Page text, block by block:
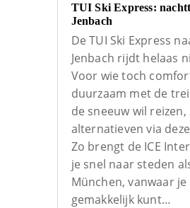
TUI Ski Express:
Jenbach
De TUI Ski Express
Jenbach rijdt helaas
Voor wie toch
duurzaam met de
de sneeuw wil reizen,
alternatieven via
Zo brengt de ICE
je snel naar steden
München, vanwaar je
gemakkelijk kunt…